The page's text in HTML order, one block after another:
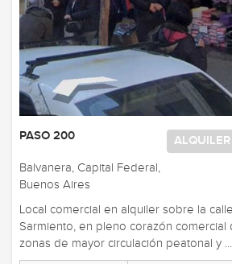
ALQUILER
PASO 200
Balvanera, Capital Federal,
Buenos Aires
Local comercial en alquiler sobre la
Sarmiento, en pleno corazón comercial
zonas de mayor circulación peatonal y ...